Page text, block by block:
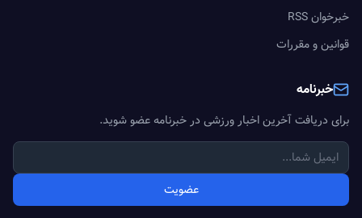
خبرخوان RSS
قوانین و مقررات
خبرنامه
برای دریافت آخرین اخبار ورزشی در خبرنامه عضو شوید.
عضویت